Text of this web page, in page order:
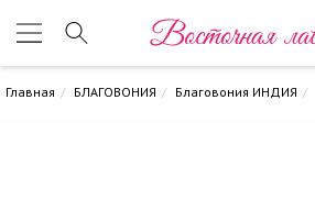
Восточная
Главная БЛАГОВОНИЯ Благовония ИНДИЯ